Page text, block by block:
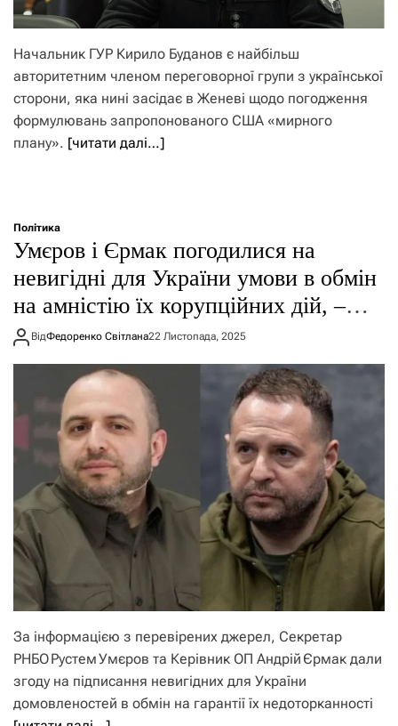
Начальник ГУР Кирило Буданов є найбільш
авторитетним членом переговорної групи з української
сторони, яка нині засідає в Женеві щодо погодження
формулювань запропонованого США «мирного
плану». [читати далі…]
Політика
Умєров і Єрмак погодилися на
невигідні для України умови в обмін
на амністію їх корупційних дій, –
експерт
ВідФедоренко Світлана22 Листопада, 2025
За інформацією з перевірених джерел, Секретар
РНБО Рустем Умєров та Керівник ОП Андрій Єрмак дали
згоду на підписання невигідних для України
домовленостей в обмін на гарантії їх недоторканності